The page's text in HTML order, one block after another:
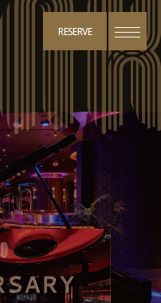
RESERVE